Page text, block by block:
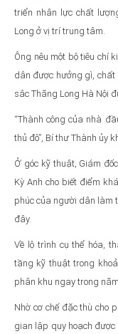
triển nhân lực chất
Long ở vị trí trung tâm.
Ông nêu một bộ tiêu chí
dân được hưởng gì, chất
sắc Thăng Long Hà Nội
“Thành công của nhà
thủ đô”, Bí thư Thành ủy
Ở góc kỹ thuật, Giám
Kỳ Anh cho biết điểm
phúc của người dân làm
đây.
Về lộ trình cụ thể hóa,
tầng kỹ thuật trong
phân khu ngay trong
Nhờ cơ chế đặc thù cho
gian lập quy hoạch được